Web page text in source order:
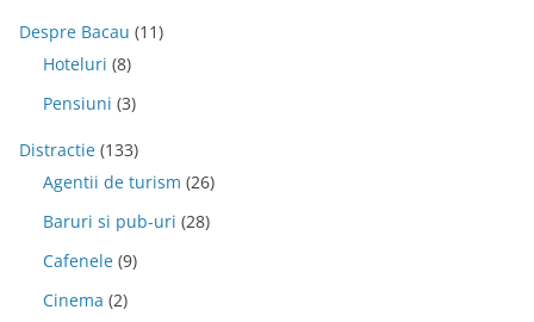
Despre Bacau (11)
Hoteluri (8)
Pensiuni (3)
Distractie (133)
Agentii de turism (26)
Baruri si pub-uri (28)
Cafenele (9)
Cinema (2)